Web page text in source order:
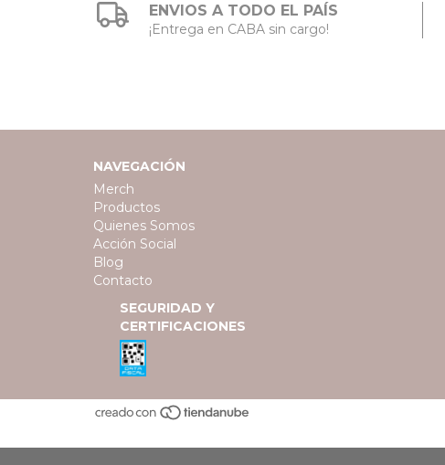
ENVIOS A TODO EL PAÍS
¡Entrega en CABA sin cargo!
NAVEGACIÓN
Merch
Productos
Quienes Somos
Acción Social
Blog
Contacto
SEGURIDAD Y
CERTIFICACIONES